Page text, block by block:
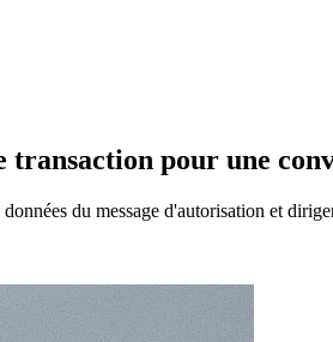
transaction pour une
du message d'autorisation et